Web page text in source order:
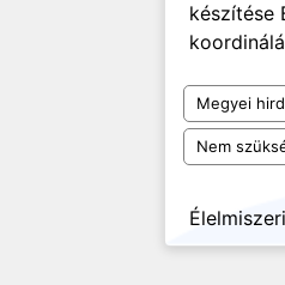
készítése
Megyei
Nem